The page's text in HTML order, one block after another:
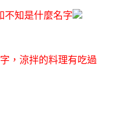
不知是什麼名字
，涼拌的料理有吃過